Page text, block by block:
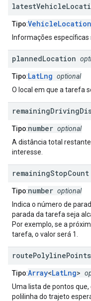
latestVehicle
Tipo:
Informações específicas
plannedLocation
Tipo:LatLng optional
O local em que a tarefa
remainingDriving
Tipo:number optional
A distância total
interesse.
remainingStopCount
Tipo:number optional
Indica o número de
parada da tarefa seja
Por exemplo, se a
tarefa, o valor será 1.
routePolylinePoints
Tipo:Array<LatLng>
Uma lista de pontos
polilinha do trajeto